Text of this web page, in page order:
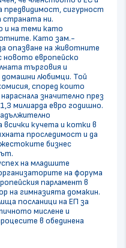
сигурност
страната ни.
и на теми като
Като зам.-
опазване на животните
новото европейско
търговия и
любимци. Той
според които
значително през
милиарда евро годишно.
всички кучета и котки в
проследимост и да
бизнес
на младшите
на форума
парламент в
на гимназията домакин.
посланици на ЕП за
мислене и
в обединена